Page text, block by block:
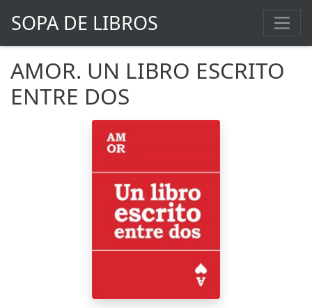
SOPA DE LIBROS
AMOR. UN LIBRO ESCRITO
ENTRE DOS